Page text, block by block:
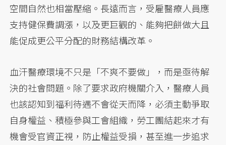
空間自然也相當壓縮。長遠而言，受雇醫療人員應
支持健保費調漲，以及更巨觀的、能夠把餅做大且
能促成更公平分配的財務結構改革。
血汗醫療環境不只是「不爽不要做」，而是亟待解
決的社會問題。除了要求政府機關介入，醫療人員
也該認知到福利待遇不會從天而降，必須主動爭取
自身權益、積極參與工會組織，勞工團結起來才有
機會受官資正視，防止權益受損，甚至進一步追求